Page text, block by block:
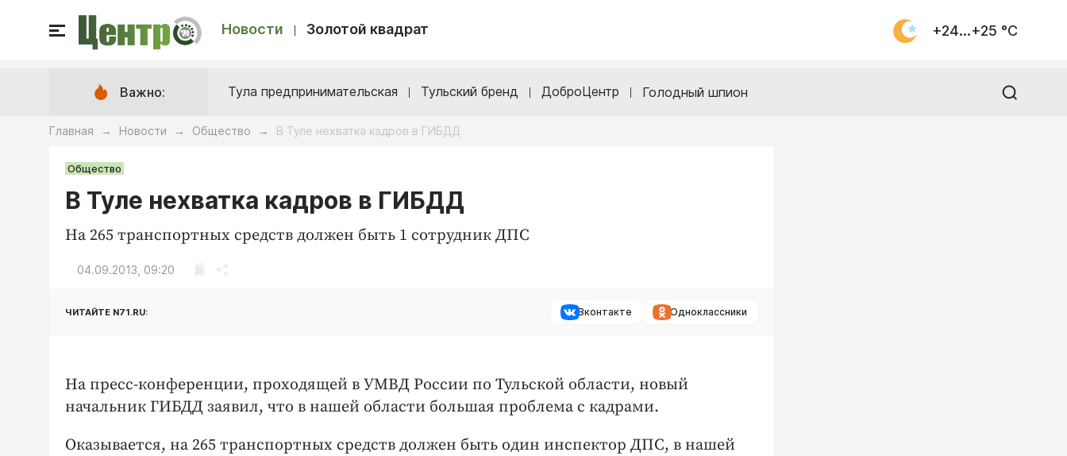
Новости Золотой квадрат +24...+25 °С
Важно: Тула предпринимательская Тульский бренд ДоброЦентр Голодный шпион
Главная → Новости → Общество → В Туле нехватка кадров в ГИБДД
Общество
В Туле нехватка кадров в ГИБДД
На 265 транспортных средств должен быть 1 сотрудник ДПС
04.09.2013, 09:20
ЧИТАЙТЕ N71.RU: Вконтакте Одноклассники
На пресс-конференции, проходящей в УМВД России по Тульской области, новый
начальник ГИБДД заявил, что в нашей области большая проблема с кадрами.
Оказывается, на 265 транспортных средств должен быть один инспектор ДПС, в нашей